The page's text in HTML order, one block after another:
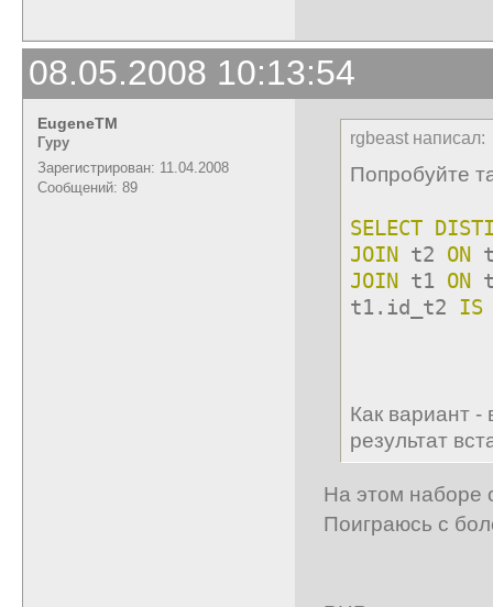
08.05.2008 10:13:54
EugeneTM
Гуру
Зарегистрирован: 11.04.2008
Сообщений: 89
rgbeast написал:
Попробуйте
SELECT
JOIN t2 ON
JOIN t1 ON
t1.id_t2 IS
Как вариант -
результат
На этом наборе
Поиграюсь с